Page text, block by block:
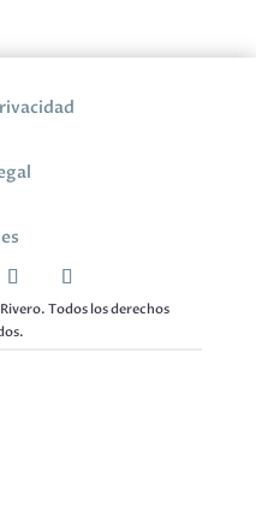
Todos los derechos